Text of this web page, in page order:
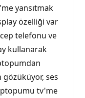
yansıtmak
özelliği var
cep telefonu ve
kullanarak
gözüküyor, ses
tv'me